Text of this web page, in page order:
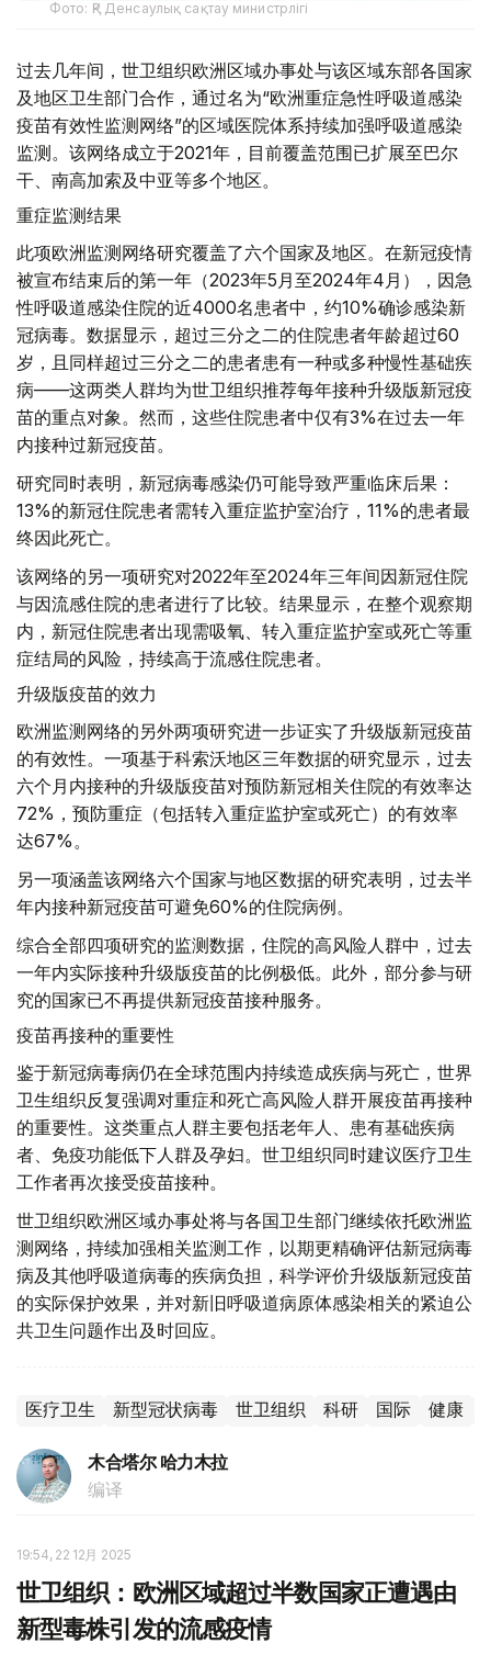
Фото: ҚР Денсаулық сақтау министрлігі
过去几年间，世卫组织欧洲区域办事处与该区域东部各国家
及地区卫生部门合作，通过名为“欧洲重症急性呼吸道感染
疫苗有效性监测网络”的区域医院体系持续加强呼吸道感染
监测。该网络成立于2021年，目前覆盖范围已扩展至巴尔
干、南高加索及中亚等多个地区。
重症监测结果
此项欧洲监测网络研究覆盖了六个国家及地区。在新冠疫情
被宣布结束后的第一年（2023年5月至2024年4月），因急
性呼吸道感染住院的近4000名患者中，约10%确诊感染新
冠病毒。数据显示，超过三分之二的住院患者年龄超过60
岁，且同样超过三分之二的患者患有一种或多种慢性基础疾
病——这两类人群均为世卫组织推荐每年接种升级版新冠疫
苗的重点对象。然而，这些住院患者中仅有3%在过去一年
内接种过新冠疫苗。
研究同时表明，新冠病毒感染仍可能导致严重临床后果：
13%的新冠住院患者需转入重症监护室治疗，11%的患者最
终因此死亡。
该网络的另一项研究对2022年至2024年三年间因新冠住院
与因流感住院的患者进行了比较。结果显示，在整个观察期
内，新冠住院患者出现需吸氧、转入重症监护室或死亡等重
症结局的风险，持续高于流感住院患者。
升级版疫苗的效力
欧洲监测网络的另外两项研究进一步证实了升级版新冠疫苗
的有效性。一项基于科索沃地区三年数据的研究显示，过去
六个月内接种的升级版疫苗对预防新冠相关住院的有效率达
72%，预防重症（包括转入重症监护室或死亡）的有效率
达67%。
另一项涵盖该网络六个国家与地区数据的研究表明，过去半
年内接种新冠疫苗可避免60%的住院病例。
综合全部四项研究的监测数据，住院的高风险人群中，过去
一年内实际接种升级版疫苗的比例极低。此外，部分参与研
究的国家已不再提供新冠疫苗接种服务。
疫苗再接种的重要性
鉴于新冠病毒病仍在全球范围内持续造成疾病与死亡，世界
卫生组织反复强调对重症和死亡高风险人群开展疫苗再接种
的重要性。这类重点人群主要包括老年人、患有基础疾病
者、免疫功能低下人群及孕妇。世卫组织同时建议医疗卫生
工作者再次接受疫苗接种。
世卫组织欧洲区域办事处将与各国卫生部门继续依托欧洲监
测网络，持续加强相关监测工作，以期更精确评估新冠病毒
病及其他呼吸道病毒的疾病负担，科学评价升级版新冠疫苗
的实际保护效果，并对新旧呼吸道病原体感染相关的紧迫公
共卫生问题作出及时回应。
医疗卫生 新型冠状病毒 世卫组织 科研 国际 健康
木合塔尔 哈力木拉
编译
19:54, 22 12月 2025
世卫组织：欧洲区域超过半数国家正遭遇由
新型毒株引发的流感疫情